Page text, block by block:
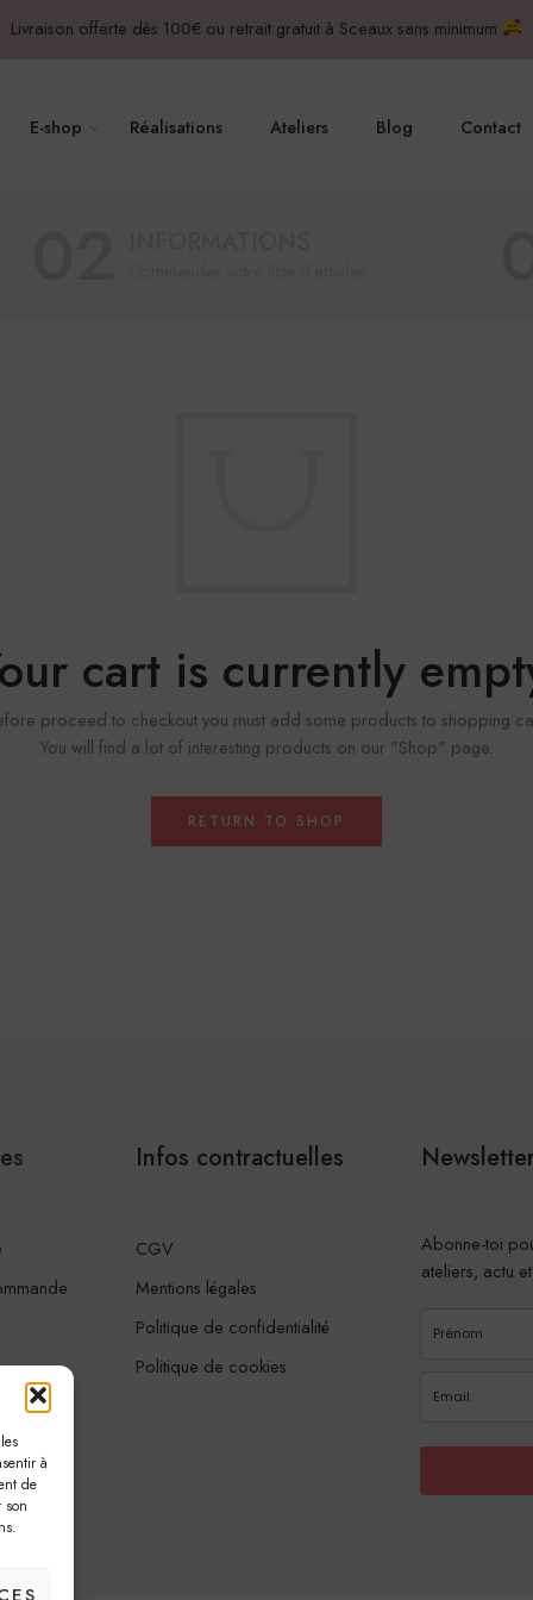
à
de
Livraison offerte dès 100€ ou retrait gratuit à Sceaux sans minimum
E-shop Réalisations Ateliers Blog Contact
cart is currently
proceed to checkout you must add some products to shopping
You will find a lot of interesting products on our "Shop" page.
RETURN TO SHOP
Infos contractuelles
CGV
Mentions légales
Politique de confidentialité
Politique de cookies
Abonne-toi
ateliers, actu